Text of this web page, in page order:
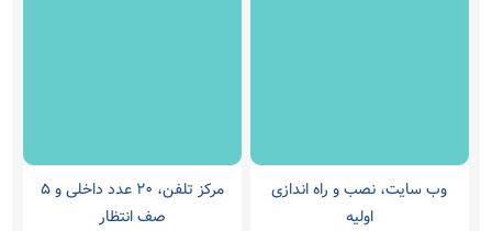
وب سایت، نصب و راه اندازی
اولیه
مرکز تلفن، 20 عدد داخلی و 5
صف انتظار